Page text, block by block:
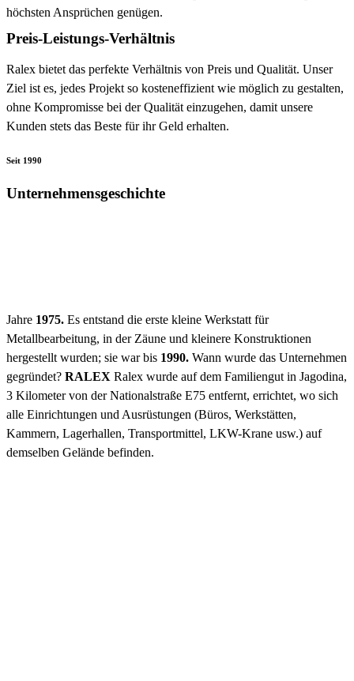
höchsten Ansprüchen genügen.
Preis-Leistungs-Verhältnis
Ralex bietet das perfekte Verhältnis von Preis und Qualität. Unser
Ziel ist es, jedes Projekt so kosteneffizient wie möglich zu gestalten,
ohne Kompromisse bei der Qualität einzugehen, damit unsere
Kunden stets das Beste für ihr Geld erhalten.
Seit 1990
Unternehmensgeschichte
Jahre 1975. Es entstand die erste kleine Werkstatt für
Metallbearbeitung, in der Zäune und kleinere Konstruktionen
hergestellt wurden; sie war bis 1990. Wann wurde das Unternehmen
gegründet? RALEX Ralex wurde auf dem Familiengut in Jagodina,
3 Kilometer von der Nationalstraße E75 entfernt, errichtet, wo sich
alle Einrichtungen und Ausrüstungen (Büros, Werkstätten,
Kammern, Lagerhallen, Transportmittel, LKW-Krane usw.) auf
demselben Gelände befinden.